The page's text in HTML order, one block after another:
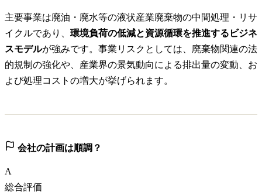
主要事業は廃油・廃水等の液状産業廃棄物の中間処理・リサ
イクルであり、 環境負荷の低減と資源循環を推進するビジネ
スモデルが強みです。事業リスクとしては、廃棄物関連の法
的規制の強化や、産業界の景気動向による排出量の変動、お
よび処理コストの増大が挙げられます。
会社の計画は順調？
A
総合評価